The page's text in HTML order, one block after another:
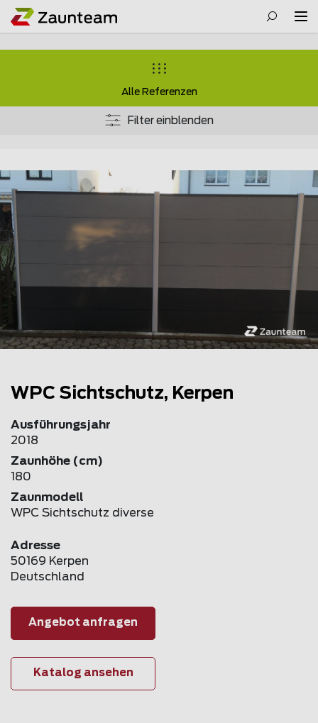
Alle Referenzen
Filter einblenden
WPC Sichtschutz, Kerpen
Ausführungsjahr
2018
Zaunhöhe (cm)
180
Zaunmodell
WPC Sichtschutz diverse
Adresse
50169 Kerpen
Deutschland
Angebot anfragen
Katalog ansehen